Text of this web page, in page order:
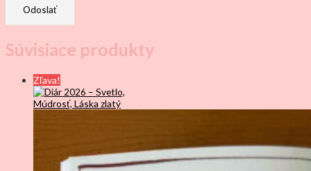
Súvisiace produkty
Zľava!